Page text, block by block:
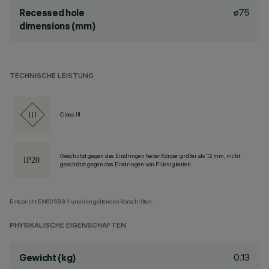
Recessed hole
dimensions (mm)
ø75
TECHNISCHE LEISTUNG
Class III
Geschützt gegen das Eindringen fester Körper größer als 12 mm, nicht
geschützt gegen das Eindringen von Flüssigkeiten.
Entspricht EN60598-1 und den geltenden Vorschriften.
PHYSIKALISCHE EIGENSCHAFTEN
Gewicht (kg) 0.13